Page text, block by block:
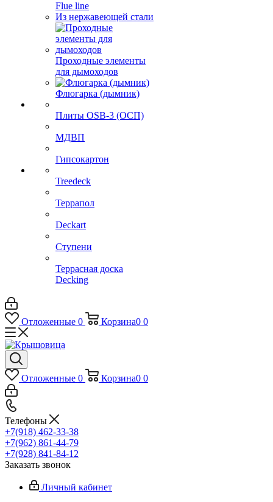
Flue line
Из нержавеющей стали
Проходные элементы
для дымоходов
Флюгарка (дымник)
Плиты OSB-3 (ОСП)
МДВП
Гипсокартон
Treedeck
Террапол
Deckart
Ступени
Террасная доска
Decking
Отложенные 0 Корзина0 0
Отложенные 0 Корзина0 0
Телефоны
+7(918) 462-33-38
+7(962) 861-44-79
+7(928) 841-84-12
Заказать звонок
Личный кабинет